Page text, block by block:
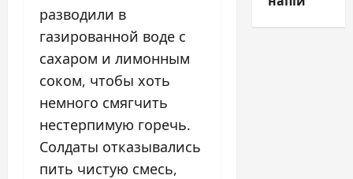
разводили в
газированной воде с
сахаром и лимонным
соком, чтобы хоть
немного смягчить
нестерпимую горечь.
Солдаты отказывались
пить чистую смесь,